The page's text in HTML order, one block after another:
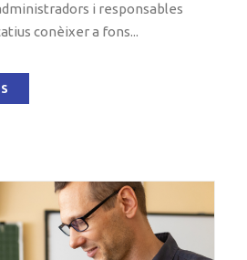
i responsables
conèixer a fons...